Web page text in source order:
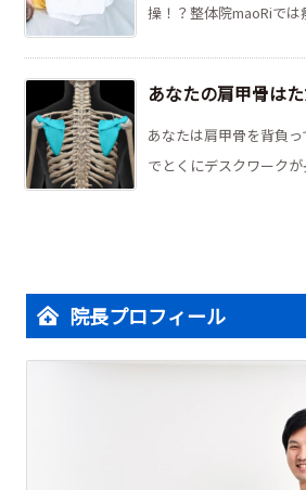
操！？整体院maoRiでは
あなたの肩甲骨は
あなたは肩甲骨を背負
でとくにデスクワーク
院長プロフィール